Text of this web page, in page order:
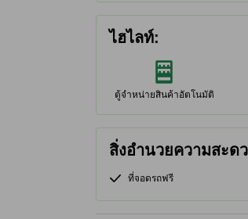
ไฮไลท์:
ตู้จำหน่ายสินค้าอัตโนมัติ
สิ่งอำนวยความสะด
ที่จอดรถฟรี